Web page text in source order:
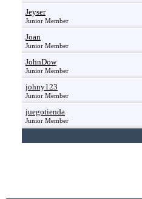
Jeyser
Junior Member
Joan
Junior Member
JohnDow
Junior Member
johny123
Junior Member
juegotienda
Junior Member